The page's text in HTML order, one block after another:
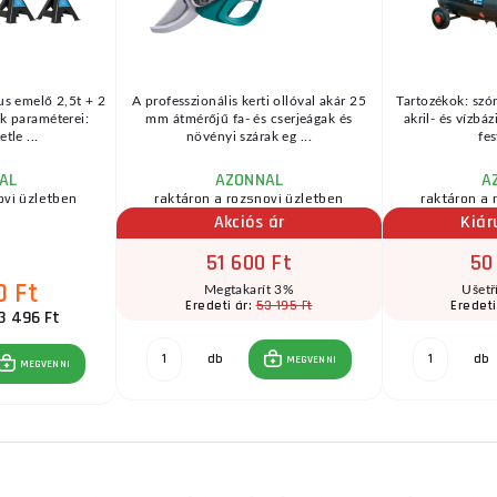
emelő 2,5t + 2
paraméterei:
...
üzletben
Ft
496 Ft
MEGVENNI
A professzionális kerti ollóval akár 25
mm átmérőjű fa- és cserjeágak és
növényi szárak eg ...
AZONNAL
raktáron a rozsnovi üzletben
Akciós ár
51 600 Ft
Megtakarít 3%
Eredeti ár:53 195 Ft
db MEGVENNI
Tartozékok:
akril- és
raktáron a
db